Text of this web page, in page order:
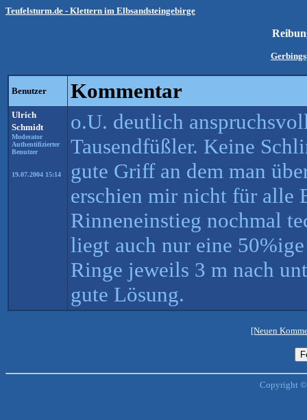
Teufelsturm.de - Klettern im Elbsandsteingebirge
Benutzer Kommentar
Ulrich
Schmidt
Moderator
Authentifizierter
Benutzer
19.07.2004 15:14
o.U. deutlich
Tausendfüßler. Keine
gute Griff an dem man
erschien mir nicht für alle
Rinneneinstieg nochmal
liegt auch nur eine
Ringe jeweils 3 m nach
gute Lösung.
[Neuen
Copyright ©